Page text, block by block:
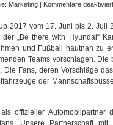
Marketing | Kommentare deaktiviert
2017 vom 17. Juni bis 2.
„Be there with Hyundai“
und Fußball hautnah zu
Teams vorschlagen.
Fans, deren Vorschläge
der
offizieller Automobilpartner
Unsere Partnerschaft